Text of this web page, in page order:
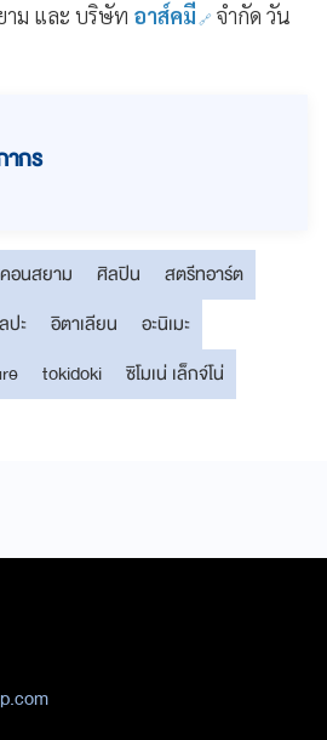
าม และ บริษัท อาส์คมี จำกัด วัน
กร
อนสยาม ศิลปิน
สตรีทอาร์ต
ปะ อิตาเลียน
อะนิเมะ
tokidoki ซิโมเน่ เล็กจ์โน่